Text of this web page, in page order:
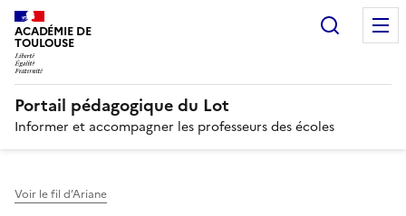
ACADÉMIE DE
TOULOUSE
Portail pédagogique du Lot
Informer et accompagner les professeurs des écoles
Voir le fil d’Ariane